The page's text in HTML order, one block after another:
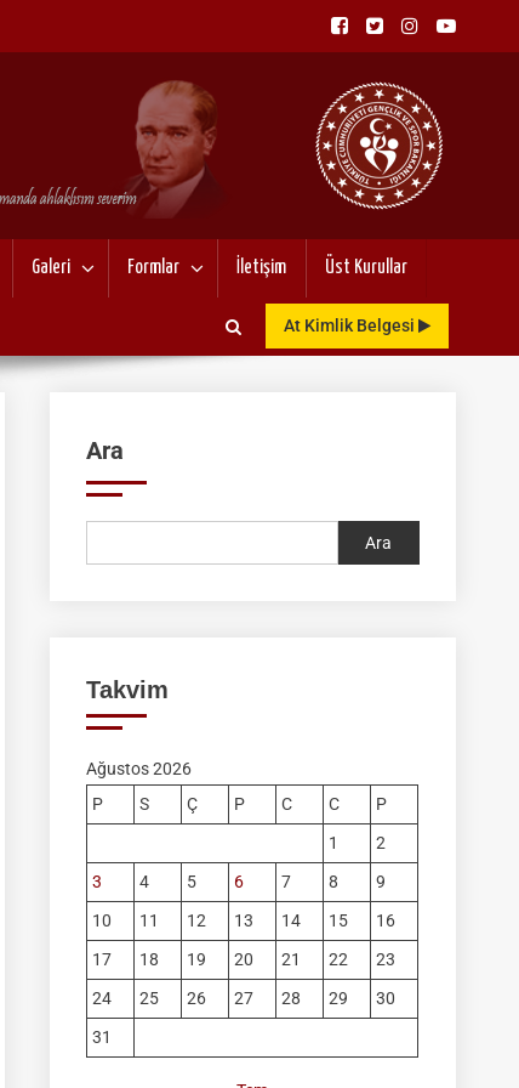
Galeri Formlar İletişim Üst Kurullar
At Kimlik Belgesi
Ara
Ara
Takvim
Ağustos 2026
P
S Ç P C C
P
1
2
3
4 5 6 7 8
9
10
11 12 13 14 15
16
17
18 19 20 21 22
23
24
25 26 27 28 29
30
31